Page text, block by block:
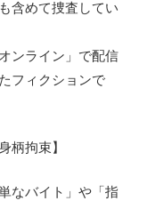
含めて捜査してい
ンライン」で配信
フィクションで
柄拘束】
なバイト」や「指